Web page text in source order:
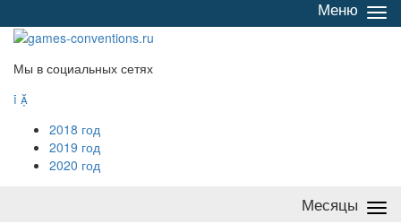
/
Меню
Мы в социальных сетях
 
2018 год
2019 год
2020 год
Месяцы